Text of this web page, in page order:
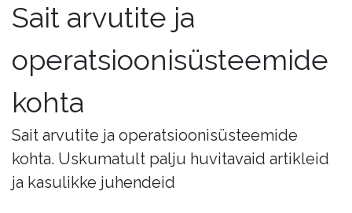
Sait arvutite ja
operatsioonisüsteemide
kohta
Sait arvutite ja operatsioonisüsteemide
kohta. Uskumatult palju huvitavaid artikleid
ja kasulikke juhendeid